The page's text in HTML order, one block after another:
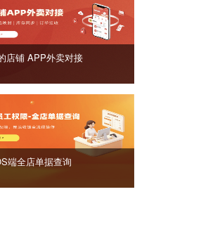
店铺 APP外卖对接
端全店单据查询